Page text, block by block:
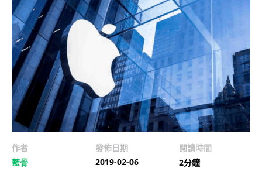
作者
藍骨
發佈日期
2019-02-06
閱讀時間
2分鐘